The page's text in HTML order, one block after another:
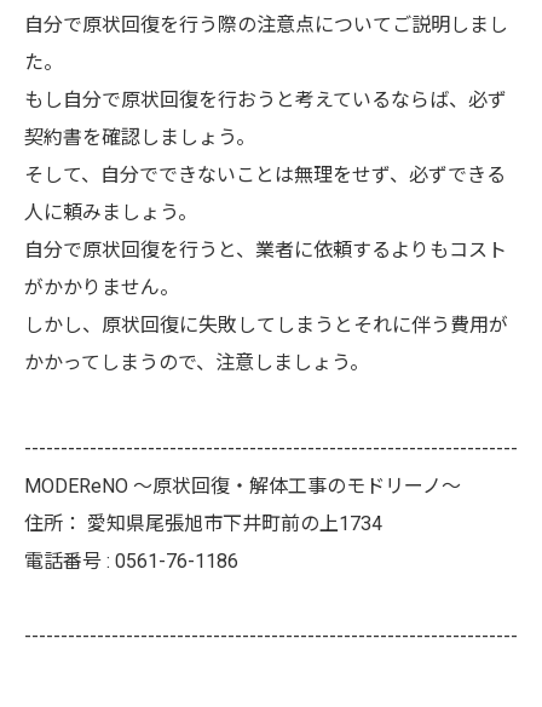
自分で原状回復を行う際の注意点についてご説明しまし
た。
もし自分で原状回復を行おうと考えているならば、必ず
契約書を確認しましょう。
そして、自分でできないことは無理をせず、必ずできる
人に頼みましょう。
自分で原状回復を行うと、業者に依頼するよりもコスト
がかかりません。
しかし、原状回復に失敗してしまうとそれに伴う費用が
かかってしまうので、注意しましょう。
--------------------------------------------------------------------
MODEReNO ～原状回復・解体工事のモドリーノ～
住所： 愛知県尾張旭市下井町前の上1734
電話番号 : 0561-76-1186
--------------------------------------------------------------------